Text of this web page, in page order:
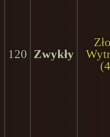
120 Zwykły